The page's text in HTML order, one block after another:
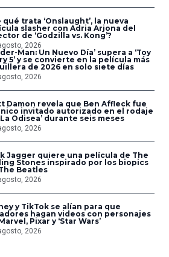
qué trata ‘Onslaught’, la nueva
slasher con Adria Arjona del
de ‘Godzilla vs. Kong’?
2026
Man: Un Nuevo Día’ supera a ‘Toy
5’ y se convierte en la película más
de 2026 en solo siete días
2026
Damon revela que Ben Affleck fue
invitado autorizado en el rodaje
Odisea’ durante seis meses
2026
Jagger quiere una película de The
Stones inspirado por los biopics
Beatles
2026
y TikTok se alían para que
hagan videos con personajes
Pixar y ‘Star Wars’
2026